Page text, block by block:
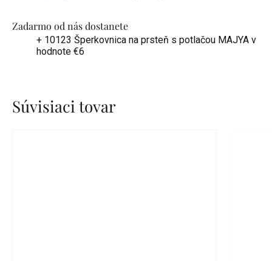
Zadarmo od nás dostanete
+ 10123 Šperkovnica na prsteň s potlačou MAJYA v
hodnote €6
Súvisiaci tovar